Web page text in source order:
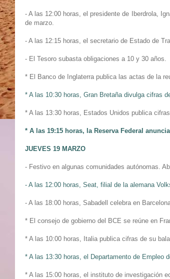
- A las 12:00 horas, el presidente de Iberdrola,
de marzo.
- A las 12:15 horas, el secretario de Estado de
- El Tesoro subasta obligaciones a 10 y 30 años.
* El Banco de Inglaterra publica las actas de la
* A las 10:30 horas, Gran Bretaña divulga cifras
* A las 13:30 horas, Estados Unidos publica
* A las 19:15 horas, la Reserva Federal
JUEVES 19 MARZO
- Festivo en algunas comunidades autónomas.
- A las 12:00 horas, Seat, filial de la alemana
- A las 18:00 horas, Sabadell celebra en
* El consejo de gobierno del BCE se reúne en
* A las 10:00 horas, Italia publica cifras de su
* A las 13:30 horas, el Departamento de Empleo
* A las 15:00 horas, el instituto de investigación